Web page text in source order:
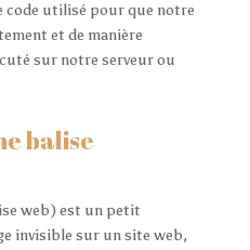
code utilisé pour que notre
et de manière
sur notre serveur ou
balise
web) est un petit
invisible sur un site web,